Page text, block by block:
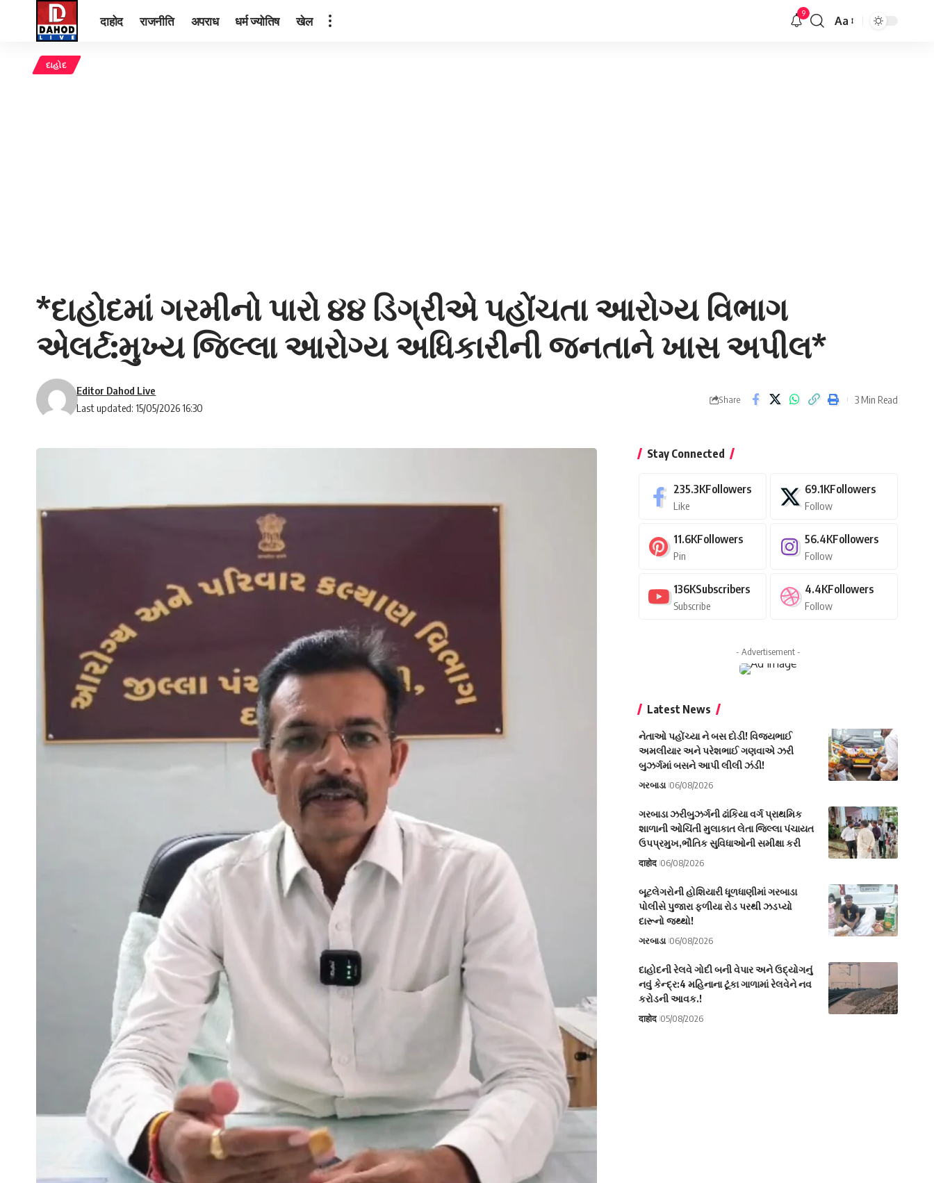
दाहोद राजनीति अपराध धर्म ज्योतिष खेल 9
Font
Aa
દાહોદ
*દાહોદમાં ગરમીનો પારો ૪૪ ડિગ્રીએ પહોંચતા આરોગ્ય વિભાગ
એલર્ટ:મુખ્ય જિલ્લા આરોગ્ય અધિકારીની જનતાને ખાસ અપીલ*
Last updated: 15/05/2026 16:30
Editor Dahod Live
Share 3 Min Read
Stay Connected
235.3KFollowers
Like
69.1KFollowers
Follow
11.6KFollowers
Pin
56.4KFollowers
Follow
136KSubscribers
Subscribe
4.4KFollowers
Follow
- Advertisement -
Latest News
નેતાઓ પહોંચ્યા ને બસ દોડી! વિજયભાઈ
અમલીયાર અને પરેશભાઈ ગણવાએ ઝરી
બુઝર્ગમાં બસને આપી લીલી ઝંડી!
ગરબાડા 06/08/2026
ગરબાડા ઝરીબુઝર્ગની ઢાંકિયા વર્ગ પ્રાથમિક
શાળાની ઓચિંતી મુલાકાત લેતા જિલ્લા પંચાયત
ઉપપ્રમુખ,ભૌતિક સુવિધાઓની સમીક્ષા કરી
दाहोद 06/08/2026
બૂટલેગરોની હોશિયારી ધૂળધાણીમાં ગરબાડા
પોલીસે પુજારા ફળીયા રોડ પરથી ઝડપ્યો
દારૂનો જથ્થો!
ગરબાડા 06/08/2026
દાહોદની રેલવે ગોદી બની વેપાર અને ઉદ્યોગનું
નવું કેન્દ્ર:4 મહિનાના ટૂંકા ગાળામાં રેલવેને નવ
કરોડની આવક.!
दाहोद 05/08/2026